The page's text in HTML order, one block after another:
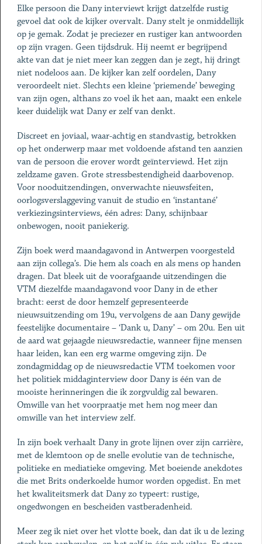
Elke persoon die Dany interviewt krijgt datzelfde rustig
gevoel dat ook de kijker overvalt. Dany stelt je onmiddellijk
op je gemak. Zodat je preciezer en rustiger kan antwoorden
op zijn vragen. Geen tijdsdruk. Hij neemt er begrijpend
akte van dat je niet meer kan zeggen dan je zegt, hij dringt
niet nodeloos aan. De kijker kan zelf oordelen, Dany
veroordeelt niet. Slechts een kleine ‘priemende’ beweging
van zijn ogen, althans zo voel ik het aan, maakt een enkele
keer duidelijk wat Dany er zelf van denkt.
Discreet en joviaal, waar-achtig en standvastig, betrokken
op het onderwerp maar met voldoende afstand ten aanzien
van de persoon die erover wordt geïnterviewd. Het zijn
zeldzame gaven. Grote stressbestendigheid daarbovenop.
Voor nooduitzendingen, onverwachte nieuwsfeiten,
oorlogsverslaggeving vanuit de studio en ‘instantané’
verkiezingsinterviews, één adres: Dany, schijnbaar
onbewogen, nooit paniekerig.
Zijn boek werd maandagavond in Antwerpen voorgesteld
aan zijn collega’s. Die hem als coach en als mens op handen
dragen. Dat bleek uit de voorafgaande uitzendingen die
VTM diezelfde maandagavond voor Dany in de ether
bracht: eerst de door hemzelf gepresenteerde
nieuwsuitzending om 19u, vervolgens de aan Dany gewijde
feestelijke documentaire – ‘Dank u, Dany’ – om 20u. Een uit
de aard wat gejaagde nieuwsredactie, wanneer fijne mensen
haar leiden, kan een erg warme omgeving zijn. De
zondagmiddag op de nieuwsredactie VTM toekomen voor
het politiek middaginterview door Dany is één van de
mooiste herinneringen die ik zorgvuldig zal bewaren.
Omwille van het voorpraatje met hem nog meer dan
omwille van het interview zelf.
In zijn boek verhaalt Dany in grote lijnen over zijn carrière,
met de klemtoon op de snelle evolutie van de technische,
politieke en mediatieke omgeving. Met boeiende anekdotes
die met Brits onderkoelde humor worden opgedist. En met
het kwaliteitsmerk dat Dany zo typeert: rustige,
ongedwongen en bescheiden vastberadenheid.
Meer zeg ik niet over het vlotte boek, dan dat ik u de lezing